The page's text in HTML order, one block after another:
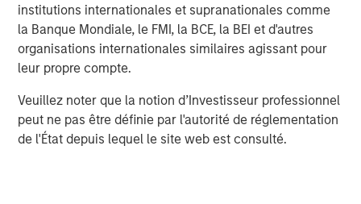
institutions internationales et supranationales comme
la Banque Mondiale, le FMI, la BCE, la BEI et d'autres
organisations internationales similaires agissant pour
leur propre compte.
Veuillez noter que la notion d’Investisseur professionnel
peut ne pas être définie par l'autorité de réglementation
de l'État depuis lequel le site web est consulté.
2) As perstock price momentum, there are two
simple quotes I never forget:
1. One from Warren Buffett: “
list.) 9
2. And one from Sir Isaac Newton “Objects in